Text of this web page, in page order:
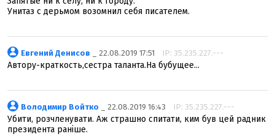
Унитаз с дерьмом возомнил себя писателем.
Евгений Денисов _ 22.08.2019 17:51 IP: 35.235.227.---
Автору-краткость,сестра таланта.На бубущее...
Володимир Войтко _ 22.08.2019 16:43 IP: 35.235.227.---
Убити, розчленувати. Аж страшно спитати, ким був цей радник
президента раніше.